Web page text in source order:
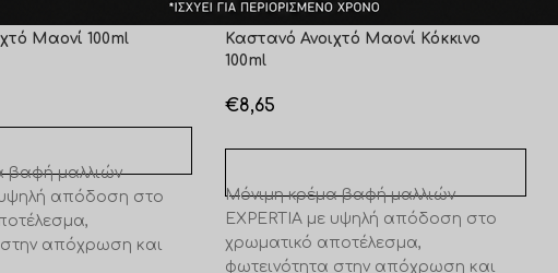
Μαονί 100ml
βαφή μαλλιών
υψηλή απόδοση στο
απόχρωση και
Farcom Expertia Professionel 5.56
Καστανό Ανοιχτό Μαονί Κόκκινο
100ml
€8,65
Μόνιμη κρέμα βαφή μαλλιών
EXPERTIA με υψηλή απόδοση στο
χρωματικό αποτέλεσμα,
φωτεινότητα στην απόχρωση και